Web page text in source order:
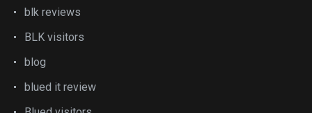
blk reviews
BLK visitors
blog
blued it review